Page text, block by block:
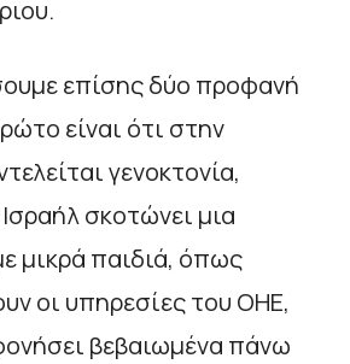
επίσης δύο προφανή
είναι ότι στην
γενοκτονία,
σκοτώνει μια
μικρά παιδιά, όπως
οι υπηρεσίες του ΟΗΕ,
βεβαιωμένα πάνω